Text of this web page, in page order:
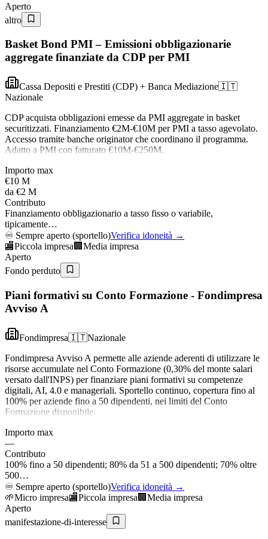
Aperto
altro
Basket Bond PMI – Emissioni obbligazionarie
aggregate finanziate da CDP per PMI
Cassa Depositi e Prestiti (CDP) + Banca Mediazione🇮🇹
Nazionale
CDP acquista obbligazioni emesse da PMI aggregate in basket
securitizzati. Finanziamento €2M-€10M per PMI a tasso agevolato.
Accesso tramite banche originator che coordinano il programma.
Adatto a PMI con fatturato €10M-€250M.
Importo max
€10 M
da €2 M
Contributo
Finanziamento obbligazionario a tasso fisso o variabile,
tipicamente…
♾️ Sempre aperto (sportello)Verifica idoneità →
🏬Piccola impresa 🏢 Media impresa
Aperto
Fondo perduto
Piani formativi su Conto Formazione - Fondimpresa
Avviso A
Fondimpresa🇮🇹Nazionale
Fondimpresa Avviso A permette alle aziende aderenti di utilizzare le
risorse accumulate nel Conto Formazione (0,30% del monte salari
versato dall'INPS) per finanziare piani formativi su competenze
digitali, AI, 4.0 e manageriali. Sportello continuo, copertura fino al
100% per aziende fino a 50 dipendenti, nei limiti del Conto
Formazione disponibile.
Importo max
—
Contributo
100% fino a 50 dipendenti; 80% da 51 a 500 dipendenti; 70% oltre
500…
♾️ Sempre aperto (sportello)Verifica idoneità →
🌱Micro impresa🏬Piccola impresa 🏢 Media impresa
Aperto
manifestazione-di-interesse